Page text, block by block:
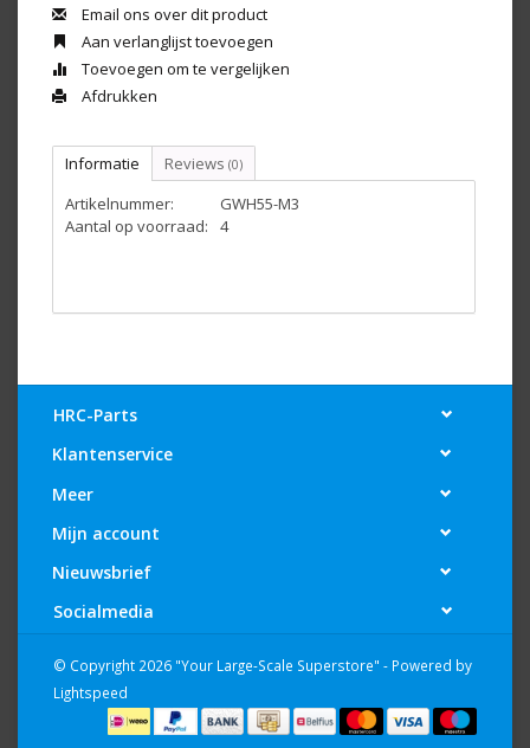
Email ons over dit product
Aan verlanglijst toevoegen
Toevoegen om te vergelijken
Afdrukken
Informatie Reviews (0)
Artikelnummer:
GWH55-M3
Aantal op voorraad:
4
HRC-Parts
Klantenservice
Meer
Mijn account
Nieuwsbrief
Socialmedia
© Copyright 2026 "Your Large-Scale Superstore" - Powered by
Lightspeed